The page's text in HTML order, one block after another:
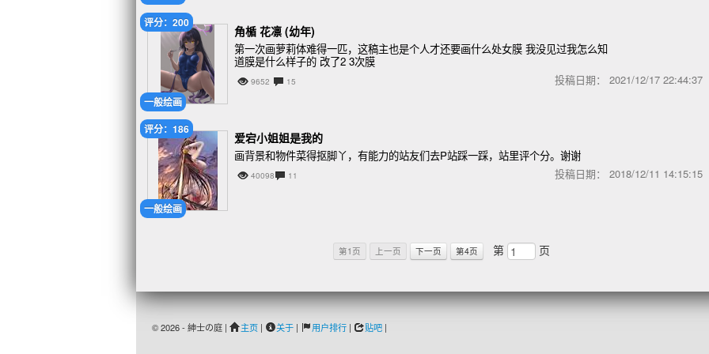
一般绘画
评分：200
角楯 花凛 (幼年)
第一次画萝莉体难得一匹，这稿主也是个人才还要画什么处女膜 我没见过我怎么知
道膜是什么样子的 改了2 3次膜
9652 15 投稿日期： 2021/12/17
一般绘画
评分：186
爱宕小姐姐是我的
画背景和物件菜得抠脚丫，有能力的站友们去P站踩一踩，站里评个分。谢谢
40098 11 投稿日期： 2018/12/11
第1页 上一页 下一页 第4页 第 页
© 2026 - 紳士の庭 | 主页 | 关于 | 用户排行 | 贴吧 |